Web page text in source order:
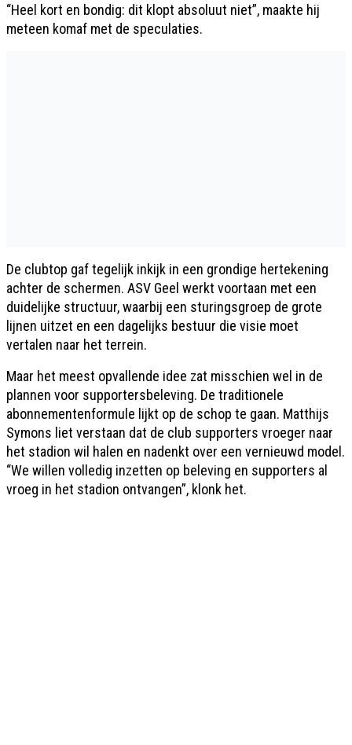
“Heel kort en bondig: dit klopt absoluut niet”, maakte hij
meteen komaf met de speculaties.
De clubtop gaf tegelijk inkijk in een grondige hertekening
achter de schermen. ASV Geel werkt voortaan met een
duidelijke structuur, waarbij een sturingsgroep de grote
lijnen uitzet en een dagelijks bestuur die visie moet
vertalen naar het terrein.
Maar het meest opvallende idee zat misschien wel in de
plannen voor supportersbeleving. De traditionele
abonnementenformule lijkt op de schop te gaan. Matthijs
Symons liet verstaan dat de club supporters vroeger naar
het stadion wil halen en nadenkt over een vernieuwd model.
“We willen volledig inzetten op beleving en supporters al
vroeg in het stadion ontvangen”, klonk het.